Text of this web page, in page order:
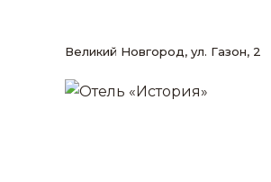
Великий Новгород, ул. Газон, 2